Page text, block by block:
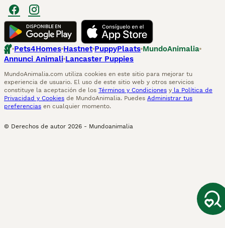
Pets4Homes Hastnet PuppyPlaats MundoAnimalia
Annunci Animali Lancaster Puppies
MundoAnimalia.com utiliza cookies en este sitio para mejorar tu
experiencia de usuario. El uso de este sitio web y otros servicios
constituye la aceptación de los Términos y Condiciones y la Política de
Privacidad y Cookies de MundoAnimalia. Puedes Administrar tus
preferencias en cualquier momento.
© Derechos de autor 2026 - Mundoanimalia